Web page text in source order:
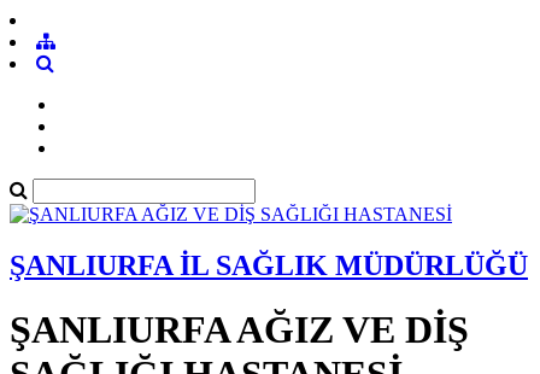
ŞANLIURFA İL SAĞLIK MÜDÜRLÜĞÜ
ŞANLIURFA AĞIZ VE DİŞ